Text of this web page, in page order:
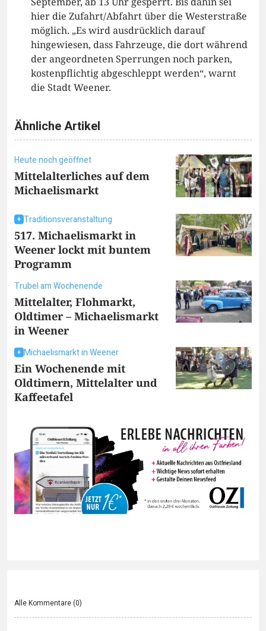
hier die Zufahrt/Abfahrt über die Westerstraße
möglich. „Es wird ausdrücklich darauf
hingewiesen, dass Fahrzeuge, die dort während
der angeordneten Sperrungen noch parken,
kostenpflichtig abgeschleppt werden“, warnt
die Stadt Weener.
Ähnliche Artikel
Heute noch geöffnet
Mittelalterliches auf dem
Michaelismarkt
Traditionsveranstaltung
517. Michaelismarkt in
Weener lockt mit buntem
Programm
Trubel am Wochenende
Mittelalter, Flohmarkt,
Oldtimer – Michaelismarkt
in Weener
Michaelismarkt in Weener
Ein Wochenende mit
Oldtimern, Mittelalter und
Kaffeetafel
Alle Kommentare (0)